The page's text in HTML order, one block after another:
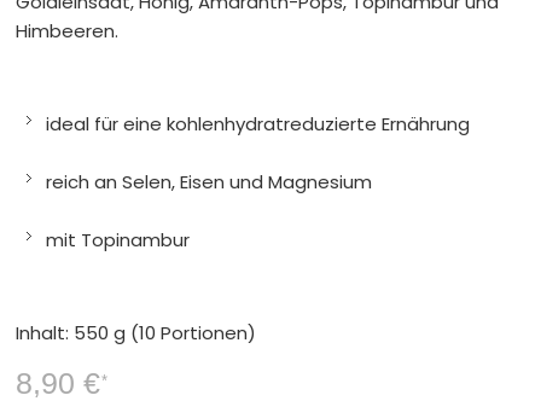
Himbeeren.
ideal für eine kohlenhydratreduzierte Ernährung
reich an Selen, Eisen und Magnesium
mit Topinambur
Inhalt: 550 g (10 Portionen)
8,90 €*